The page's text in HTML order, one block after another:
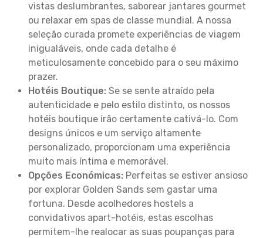
vistas deslumbrantes, saborear jantares gourmet
ou relaxar em spas de classe mundial. A nossa
seleção curada promete experiências de viagem
inigualáveis, onde cada detalhe é
meticulosamente concebido para o seu máximo
prazer.
Hotéis Boutique: Se se sente atraído pela
autenticidade e pelo estilo distinto, os nossos
hotéis boutique irão certamente cativá-lo. Com
designs únicos e um serviço altamente
personalizado, proporcionam uma experiência
muito mais íntima e memorável.
Opções Económicas: Perfeitas se estiver ansioso
por explorar Golden Sands sem gastar uma
fortuna. Desde acolhedores hostels a
convidativos apart-hotéis, estas escolhas
permitem-lhe realocar as suas poupanças para